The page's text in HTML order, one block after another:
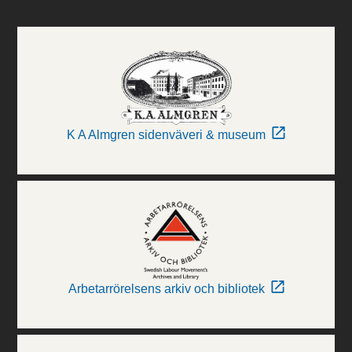
K A Almgren sidenväveri & museum
Arbetarrörelsens arkiv och bibliotek